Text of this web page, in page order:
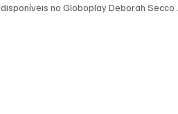
disponíveis no Globoplay Deborah Secco ...